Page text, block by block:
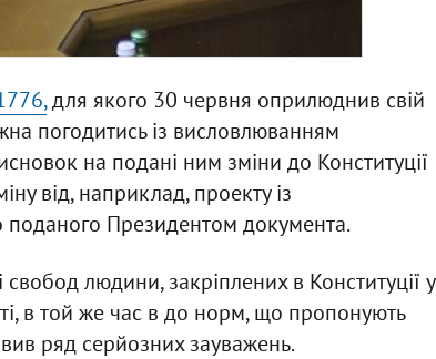
для якого 30 червня оприлюднив свій
погодитись із висловлюванням
на подані ним зміни до Конституції
від, наприклад, проекту із
поданого Президентом документа.
людини, закріплених в Конституції у
в той же час в до норм, що пропонують
ряд серйозних зауважень.